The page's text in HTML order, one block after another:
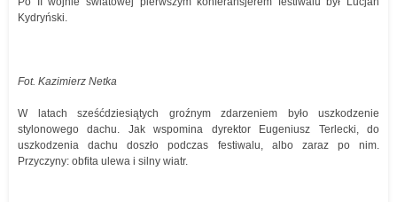
Kydryński.
Fot. Kazimierz Netka
W latach sześćdziesiątych groźnym zdarzeniem było uszkodzenie
stylonowego dachu. Jak wspomina dyrektor Eugeniusz Terlecki, do
uszkodzenia dachu doszło podczas festiwalu, albo zaraz po nim.
Przyczyny: obfita ulewa i silny wiatr.